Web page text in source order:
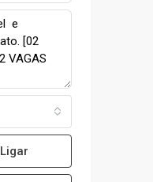
Ligar